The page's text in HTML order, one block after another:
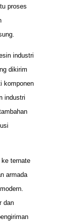
proses
industri
dikirim
komponen
industri
ternate
armada
dan